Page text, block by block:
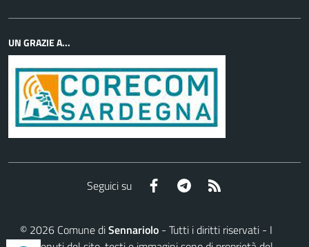
UN GRAZIE A...
Seguici su Facebook Telegram
© 2026 Comune diSennariolo - Tutti i diritti riservati - I